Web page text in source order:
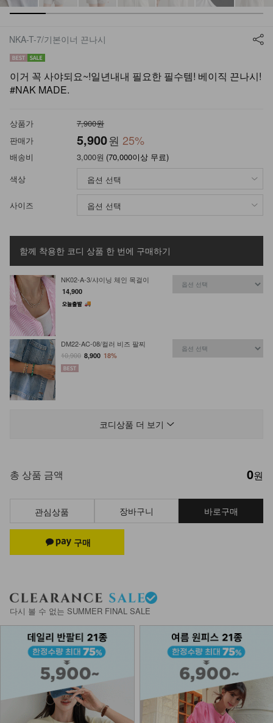
NKA-T-7/기본이너 끈나시
이거 꼭 사야되요~!일년내내 필요한 필수템! 베이직 끈나시!
#NAK MADE.
상품가
7,900원
판매가
5,900원 25%
배송비 3,000원 (70,000이상 무료)
색상
사이즈
함께 착용한 코디 상품 한 번에 구매하기
NK02-A-3/샤이닝 체인 목걸이
14,900
DM22-AC-08/컬러 비즈 팔찌
10,900 8,900 18%
NK61-TS-11/블루밍 벌룬 블라우스
_YN
NK61-PI-9/재뉴 사이드 절개 팬츠
_DY
24,900 19,900 20%
DM61-BG-01/랄라 데일리 모던 숄더
백_HR
NK02-A-10/슬림브이 목걸이_DY
9,900
코디상품 더 보기
총 상품 금액 0원
관심상품 장바구니 바로구매
다시 볼 수 없는 SUMMER FINAL SALE